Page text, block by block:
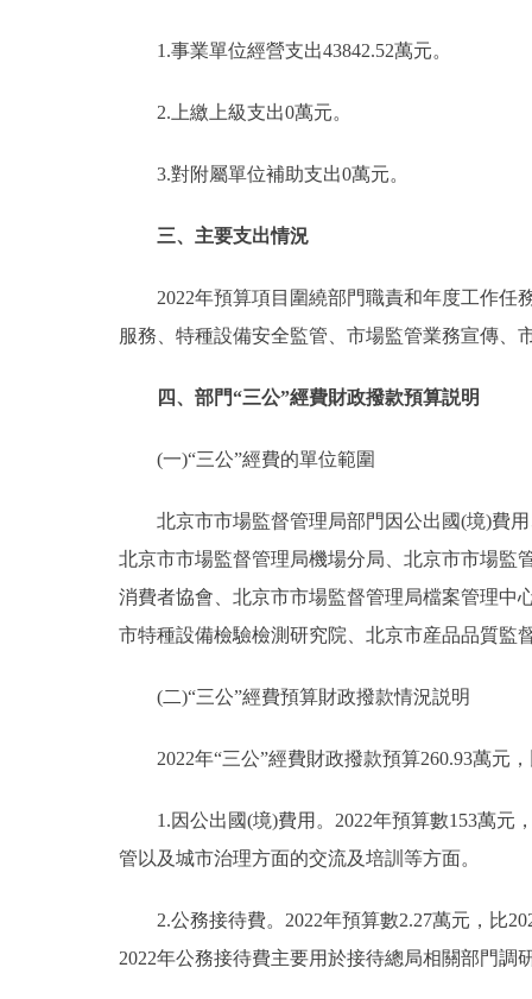
1.事業單位經營支出43842.52萬元。
2.上繳上級支出0萬元。
3.對附屬單位補助支出0萬元。
三、主要支出情況
2022年預算項目圍繞部門職責和年度工作任
服務、特種設備安全監管、市場監管業務宣傳、
四、部門“三公”經費財政撥款預算説明
(一)“三公”經費的單位範圍
北京市市場監督管理局部門因公出國(境)費用
北京市市場監督管理局機場分局、北京市市場監
消費者協會、北京市市場監督管理局檔案管理中
市特種設備檢驗檢測研究院、北京市産品品質監
(二)“三公”經費預算財政撥款情況説明
2022年“三公”經費財政撥款預算260.93萬元，
1.因公出國(境)費用。2022年預算數153萬元，
管以及城市治理方面的交流及培訓等方面。
2.公務接待費。2022年預算數2.27萬元，比
2022年公務接待費主要用於接待總局相關部門